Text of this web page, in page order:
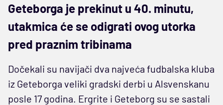
Geteborga je prekinut u 40. minutu,
utakmica će se odigrati ovog utorka
pred praznim tribinama
Dočekali su navijači dva najveća fudbalska kluba
iz Geteborga veliki gradski derbi u Alsvenskanu
posle 17 godina. Ergrite i Geteborg su se sastali